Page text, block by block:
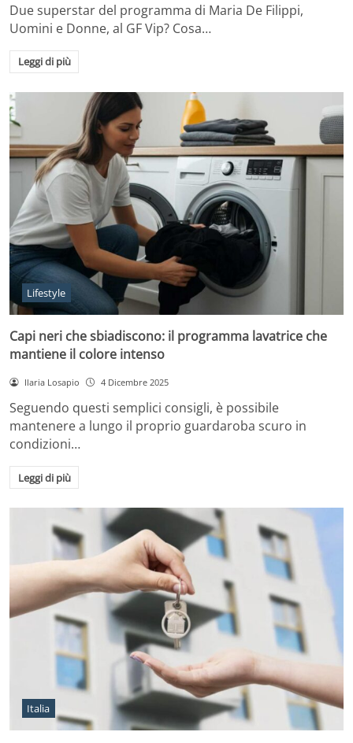
Due superstar del programma di Maria De Filippi,
Uomini e Donne, al GF Vip? Cosa…
Leggi di più
Lifestyle
Capi neri che sbiadiscono: il programma lavatrice che
mantiene il colore intenso
Ilaria Losapio 4 Dicembre 2025
Seguendo questi semplici consigli, è possibile
mantenere a lungo il proprio guardaroba scuro in
condizioni…
Leggi di più
Italia